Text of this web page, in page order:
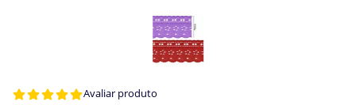
Avaliar produto